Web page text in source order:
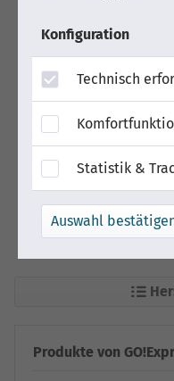
Konfiguration
Technisch
Statistik &
Produkte von